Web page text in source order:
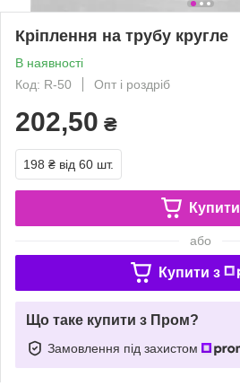
Кріплення на трубу кругле
В наявності
Код: R-50
Опт і роздріб
202,50 ₴
198 ₴ від 60 шт.
Купити
або
Купити з
Що таке купити з Пром?
Замовлення під захистом